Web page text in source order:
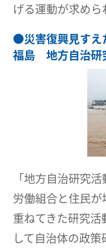
げる運動が求めら
●災害復興見すえ
福島 地方自治研
「地方自治研究
労働組合と住民
重ねてきた研究
して自治体の政